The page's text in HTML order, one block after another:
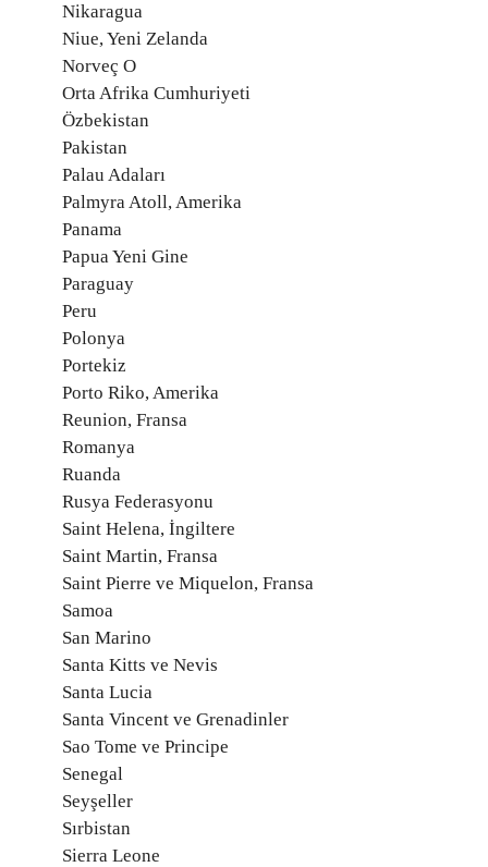
Nikaragua
Niue, Yeni Zelanda
Norveç O
Orta Afrika Cumhuriyeti
Özbekistan
Pakistan
Palau Adaları
Palmyra Atoll, Amerika
Panama
Papua Yeni Gine
Paraguay
Peru
Polonya
Portekiz
Porto Riko, Amerika
Reunion, Fransa
Romanya
Ruanda
Rusya Federasyonu
Saint Helena, İngiltere
Saint Martin, Fransa
Saint Pierre ve Miquelon, Fransa
Samoa
San Marino
Santa Kitts ve Nevis
Santa Lucia
Santa Vincent ve Grenadinler
Sao Tome ve Principe
Senegal
Seyşeller
Sırbistan
Sierra Leone